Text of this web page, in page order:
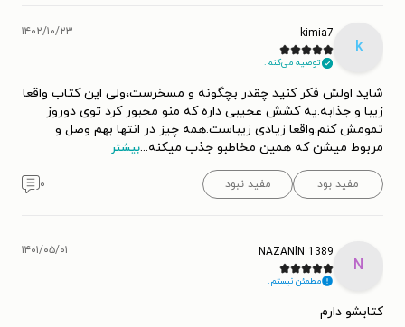
k
kimia7
توصیه می‌کنم.
۱۴۰۲/۱۰/۲۳
شاید اولش فکر کنید چقدر بچگونه و مسخرست،ولی این کتاب واقعا
زیبا و جذابه.یه کشش عجیبی داره که منو مجبور کرد توی دوروز
تمومش کنم.واقعا زیادی زیباست.همه چیز در انتها بهم وصل و
مربوط میشن که همین مخاطبو جذب میکنه...بیشتر
مفید بود مفید نبود ۰
N
NAZANlN 1389
مطمئن نیستم.
۱۴۰۱/۰۵/۰۱
کتابشو دارم